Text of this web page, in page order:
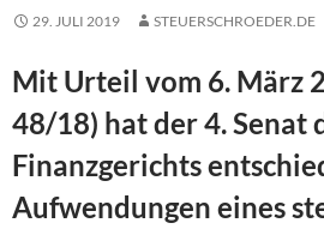
29. JULI 2019 STEUERSCHROEDER.DE
Mit Urteil vom 6. März
48/18) hat der 4. Senat
Finanzgerichts
Aufwendungen eines